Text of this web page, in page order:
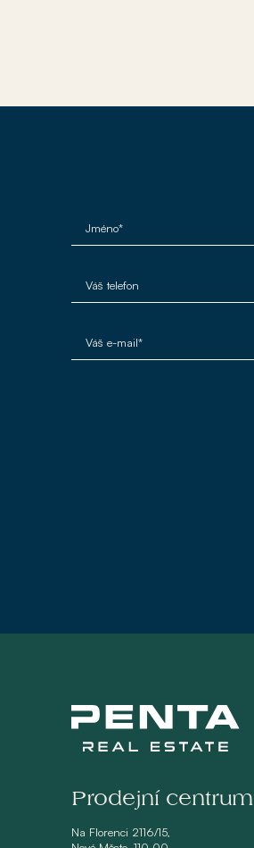
Jméno*
Váš telefon
Váš e-mail*
Prodejní centrum
Na Florenci 2116/15,